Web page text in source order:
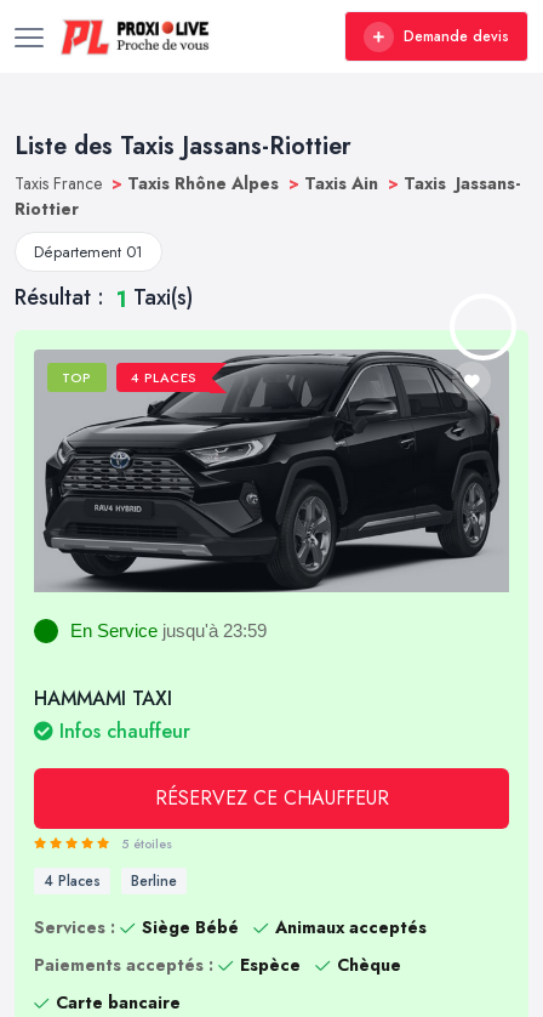
Demande devis
Liste des Taxis Jassans-Riottier
Taxis France > Taxis Rhône Alpes > Taxis Ain > Taxis Jassans-
Riottier
Département 01
Résultat : 1 Taxi(s)
TOP 4 PLACES
En Service jusqu'à 23:59
HAMMAMI TAXI
Infos chauffeur
RÉSERVEZ CE CHAUFFEUR
5 étoiles
4 Places Berline
Services : Siège Bébé
Animaux acceptés
Paiements acceptés :
Espèce
Chèque
Carte bancaire